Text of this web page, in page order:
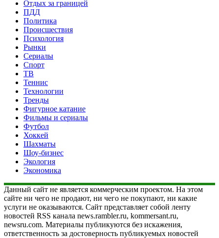
Отдых за границей
ПДД
Политика
Происшествия
Психология
Рынки
Сериалы
Спорт
ТВ
Теннис
Технологии
Тренды
Фигурное катание
Фильмы и сериалы
Футбол
Хоккей
Шахматы
Шоу-бизнес
Экология
Экономика
Данный сайт не является коммерческим проектом. На этом
сайте ни чего не продают, ни чего не покупают, ни какие
услуги не оказываются. Сайт представляет собой ленту
новостей RSS канала news.rambler.ru, kommersant.ru,
newsru.com. Материалы публикуются без искажения,
ответственность за достоверность публикуемых новостей